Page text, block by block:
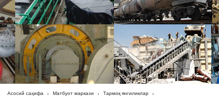
Асосий саҳифа Матбуот маркази Тармоқ янгиликлар